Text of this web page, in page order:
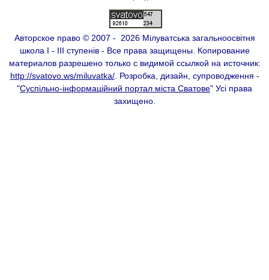
Авторское право © 2007 - 2026 Мілуватська загальноосвітня
школа І - ІІІ ступенів - Все права защищены. Копирование
материалов разрешено только с видимой ссылкой на источник:
http://svatovo.ws/miluvatka/. Розробка, дизайн, супроводження -
"Суспільно-інформаційний портал міста Сватове" Усі права
захищено.